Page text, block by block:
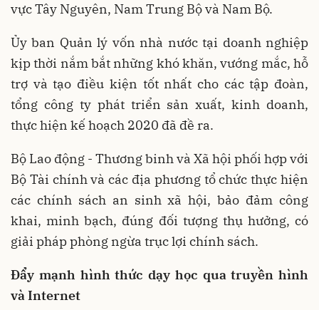
vực Tây Nguyên, Nam Trung Bộ và Nam Bộ.
Ủy ban Quản lý vốn nhà nước tại doanh nghiệp
kịp thời nắm bắt những khó khăn, vướng mắc, hỗ
trợ và tạo điều kiện tốt nhất cho các tập đoàn,
tổng công ty phát triển sản xuất, kinh doanh,
thực hiện kế hoạch 2020 đã đề ra.
Bộ Lao động - Thương binh và Xã hội phối hợp với
Bộ Tài chính và các địa phương tổ chức thực hiện
các chính sách an sinh xã hội, bảo đảm công
khai, minh bạch, đúng đối tượng thụ hưởng, có
giải pháp phòng ngừa trục lợi chính sách.
Đẩy mạnh hình thức dạy học qua truyền hình
và Internet